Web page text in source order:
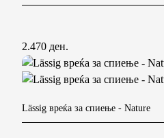
2.470 ден.
Lässig вреќа за спиење - Nature